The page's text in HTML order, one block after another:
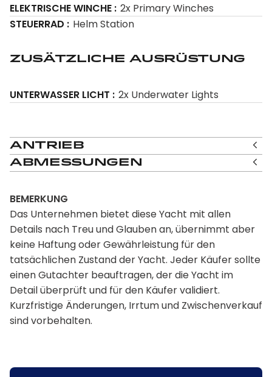
ELEKTRISCHE WINCHE
2x Primary Winches
STEUERRAD
Helm Station
ZusÄtzliche AusrÜstung
UNTERWASSER LICHT 2x Underwater Lights
Antrieb
Abmessungen
BEMERKUNG
Das Unternehmen bietet diese Yacht mit allen
Details nach Treu und Glauben an, übernimmt aber
keine Haftung oder Gewährleistung für den
tatsächlichen Zustand der Yacht. Jeder Käufer sollte
einen Gutachter beauftragen, der die Yacht im
Detail überprüft und für den Käufer validiert.
Kurzfristige Änderungen, Irrtum und Zwischenverkauf
sind vorbehalten.